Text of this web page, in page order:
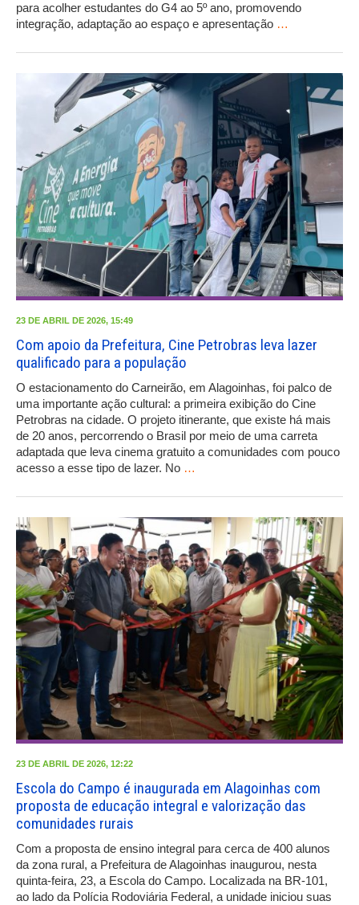
para acolher estudantes do G4 ao 5º ano, promovendo
integração, adaptação ao espaço e apresentação …
23 DE ABRIL DE 2026, 15:49
Com apoio da Prefeitura, Cine Petrobras leva lazer
qualificado para a população
O estacionamento do Carneirão, em Alagoinhas, foi palco de
uma importante ação cultural: a primeira exibição do Cine
Petrobras na cidade. O projeto itinerante, que existe há mais
de 20 anos, percorrendo o Brasil por meio de uma carreta
adaptada que leva cinema gratuito a comunidades com pouco
acesso a esse tipo de lazer. No …
23 DE ABRIL DE 2026, 12:22
Escola do Campo é inaugurada em Alagoinhas com
proposta de educação integral e valorização das
comunidades rurais
Com a proposta de ensino integral para cerca de 400 alunos
da zona rural, a Prefeitura de Alagoinhas inaugurou, nesta
quinta-feira, 23, a Escola do Campo. Localizada na BR-101,
ao lado da Polícia Rodoviária Federal, a unidade iniciou suas